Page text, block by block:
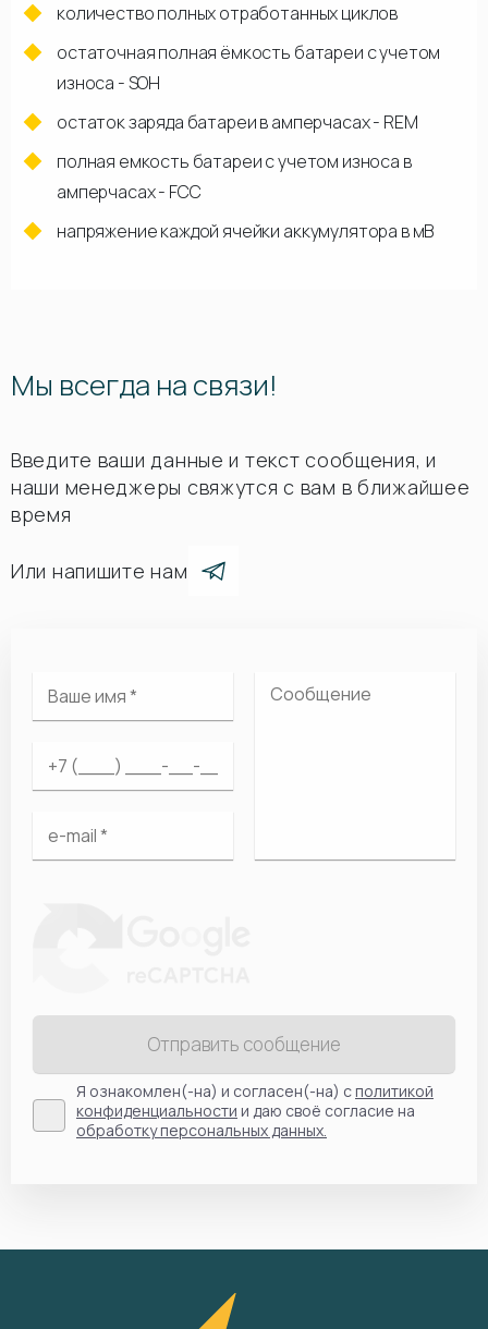
количество полных отработанных циклов
остаточная полная ёмкость батареи с учетом
износа - SOH
остаток заряда батареи в амперчасах - REM
полная емкость батареи с учетом износа в
амперчасах - FCC
напряжение каждой ячейки аккумулятора в мВ
Мы всегда на связи!
Введите ваши данные и текст сообщения, и
наши менеджеры свяжутся с вам в ближайшее
время
Или напишите нам
Отправить сообщение
Я ознакомлен(-на) и согласен(-на) сполитикой
конфиденциальности и даю своё согласие на
обработку персональных данных.